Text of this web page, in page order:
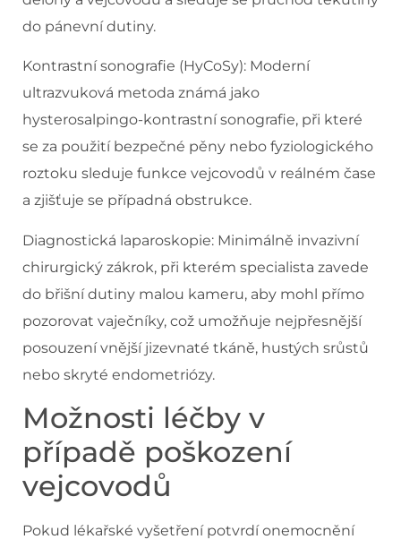
do pánevní dutiny.
Kontrastní sonografie (HyCoSy): Moderní
ultrazvuková metoda známá jako
hysterosalpingo-kontrastní sonografie, při které
se za použití bezpečné pěny nebo fyziologického
roztoku sleduje funkce vejcovodů v reálném čase
a zjišťuje se případná obstrukce.
Diagnostická laparoskopie: Minimálně invazivní
chirurgický zákrok, při kterém specialista zavede
do břišní dutiny malou kameru, aby mohl přímo
pozorovat vaječníky, což umožňuje nejpřesnější
posouzení vnější jizevnaté tkáně, hustých srůstů
nebo skryté endometriózy.
Možnosti léčby v
případě poškození
vejcovodů
Pokud lékařské vyšetření potvrdí onemocnění